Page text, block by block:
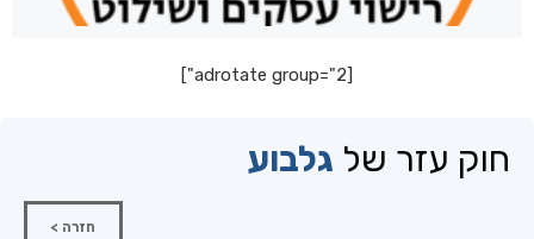
[adrotate group="2"]
חוק עזר של גלבוע
חזרה >